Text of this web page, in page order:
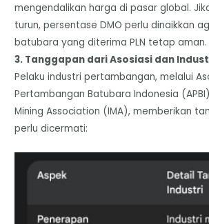
mengendalikan harga di pasar global.
turun, persentase DMO perlu dinaikkan
batubara yang diterima PLN tetap aman.
​3. Tanggapan dari Asosiasi dan
​Pelaku industri pertambangan, melalui
Pertambangan Batubara Indonesia
Mining Association (IMA), memberikan
perlu dicermati: